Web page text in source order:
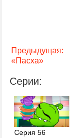
Предыдущая:
«Пасха»
Серии:
Серия 56